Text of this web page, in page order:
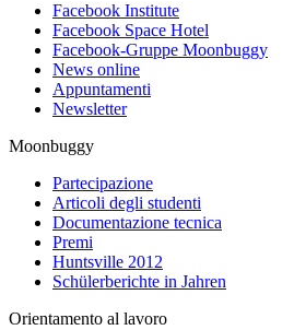
Facebook Institute
Facebook Space Hotel
Facebook-Gruppe Moonbuggy
News online
Appuntamenti
Newsletter
Moonbuggy
Partecipazione
Articoli degli studenti
Documentazione tecnica
Premi
Huntsville 2012
Schülerberichte in Jahren
Orientamento al lavoro